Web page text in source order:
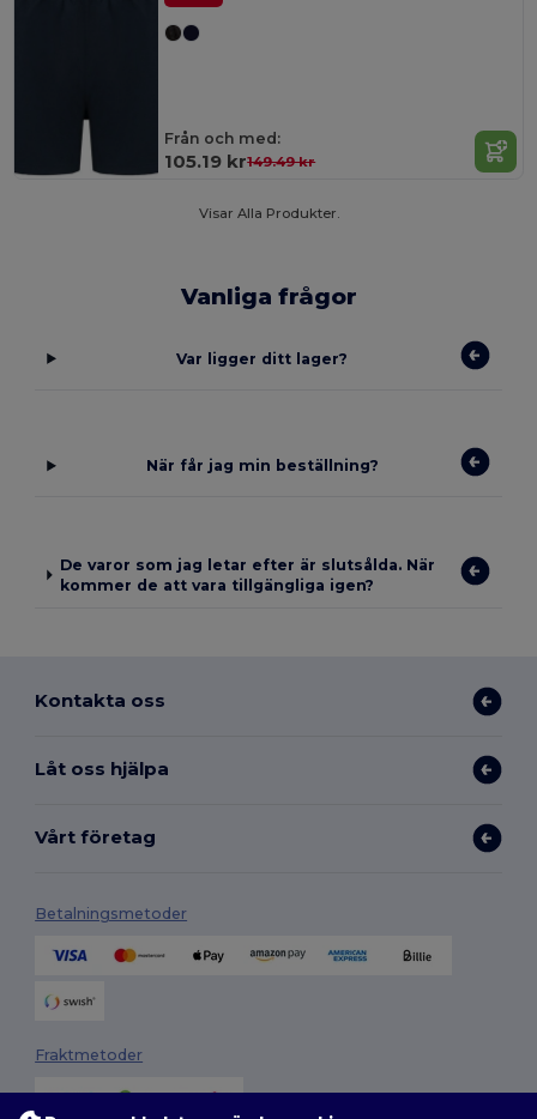
Från och med:
105.19 kr149.49 kr
Visar Alla Produkter.
Vanliga frågor
Var ligger ditt lager?
När får jag min beställning?
De varor som jag letar efter är slutsålda. När
kommer de att vara tillgängliga igen?
Kontakta oss
Låt oss hjälpa
Vårt företag
Betalningsmetoder
Fraktmetoder